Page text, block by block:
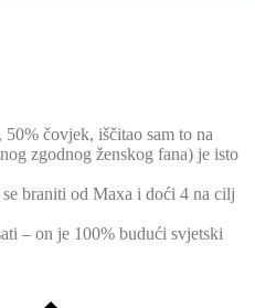
čovjek, iščitao sam to na
zgodnog ženskog fana) je isto
braniti od Maxa i doći 4 na cilj
– on je 100% budući svjetski